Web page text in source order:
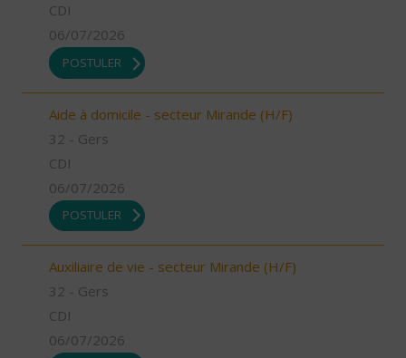
CDI
06/07/2026
POSTULER
Aide à domicile - secteur Mirande (H/F)
32 - Gers
CDI
06/07/2026
POSTULER
Auxiliaire de vie - secteur Mirande (H/F)
32 - Gers
CDI
06/07/2026